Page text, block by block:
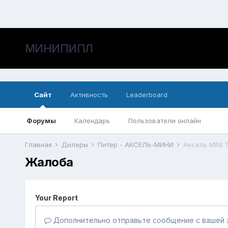
МИНИПИПЛ
Сайт
Форумы Календарь Пользователи онлайн
Активность Leaderboard
Главная Дилеры Питер - АКСЕЛЬ-МИНИ Аксель MINI
Жалоба
Your Report
Дополнительно отправьте сообщение с вашей